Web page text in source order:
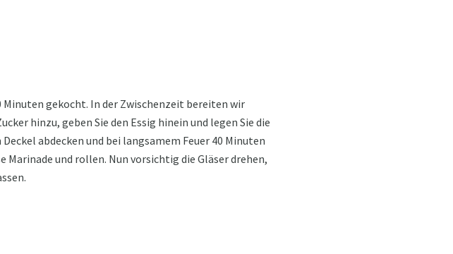
gekocht. In der Zwischenzeit bereiten wir
hinzu, geben Sie den Essig hinein und legen Sie die
abdecken und bei langsamem Feuer 40 Minuten
und rollen. Nun vorsichtig die Gläser drehen,